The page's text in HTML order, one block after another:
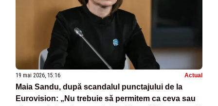
19 mai 2026, 15:16 Actual
Maia Sandu, după scandalul punctajului de la
Eurovision: „Nu trebuie să permitem ca ceva sau